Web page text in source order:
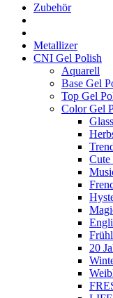
Zubehör
Metallizer
CNI Gel Polish
Aquarell
Base Gel
Top Gel
Color Gel
Cute
20